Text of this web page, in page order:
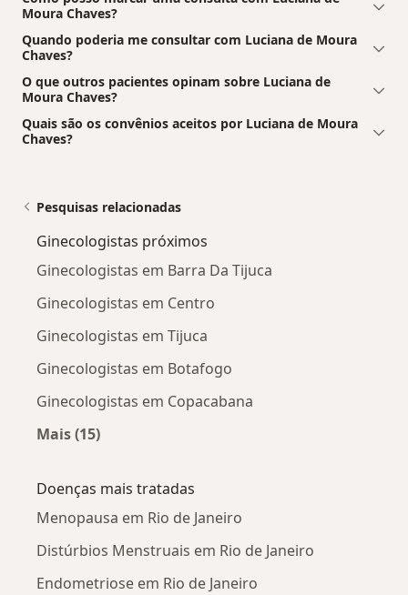
Moura Chaves?
Quando poderia me consultar com Luciana de Moura
Chaves?
O que outros pacientes opinam sobre Luciana de
Moura Chaves?
Quais são os convênios aceitos por Luciana de Moura
Chaves?
Pesquisas relacionadas
Ginecologistas próximos
Ginecologistas em Barra Da Tijuca
Ginecologistas em Centro
Ginecologistas em Tijuca
Ginecologistas em Botafogo
Ginecologistas em Copacabana
Mais (15)
Doenças mais tratadas
Menopausa em Rio de Janeiro
Distúrbios Menstruais em Rio de Janeiro
Endometriose em Rio de Janeiro